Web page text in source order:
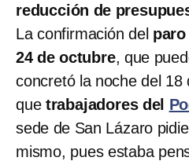
reducción de
La confirmación del paro
24 de octubre, que
concretó la noche del 18
quetrabajadores del
sede de San Lázaro
mismo, pues estaba